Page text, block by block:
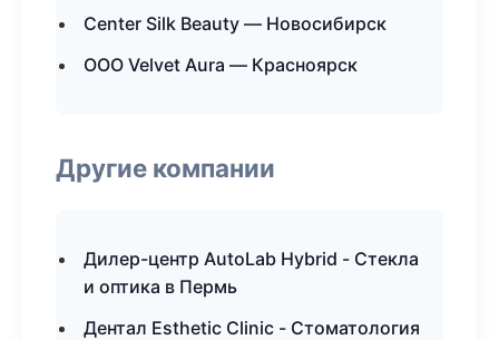
Center Silk Beauty — Новосибирск
ООО Velvet Aura — Красноярск
Другие компании
Дилер-центр AutoLab Hybrid - Стекла
и оптика в Пермь
Дентал Esthetic Clinic - Стоматология